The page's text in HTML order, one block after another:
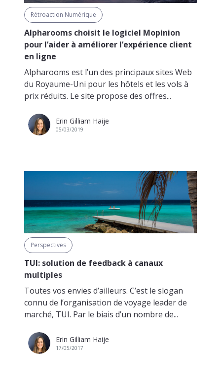
Rétroaction Numérique
Alpharooms choisit le logiciel Mopinion
pour l’aider à améliorer l’expérience client
en ligne
Alpharooms est l’un des principaux sites Web
du Royaume-Uni pour les hôtels et les vols à
prix réduits. Le site propose des offres...
Erin Gilliam Haije
05/03/2019
Perspectives
TUI: solution de feedback à canaux
multiples
Toutes vos envies d’ailleurs. C’est le slogan
connu de l’organisation de voyage leader de
marché, TUI. Par le biais d’un nombre de...
Erin Gilliam Haije
17/05/2017